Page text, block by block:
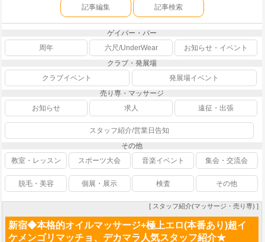
記事編集 記事検索
ゲイバー・バー
周年
六尺/UnderWear
お知らせ・イベント
クラブ・発展場
クラブイベント
発展場イベント
売り専・マッサージ
お知らせ
求人 遠征・出張
スタッフ紹介/営業日告知
その他
教室・レッスン
スポーツ大会 音楽イベント 集会・交流会
脱毛・美容 個展・展示 検査 その他
[ スタッフ紹介(マッサージ・売り専) ]
新宿◆本格的オイルマッサージ+極上エロ(本番あり)超イ
ケメンゴリマッチョ、デカマラ人気スタッフ紹介★